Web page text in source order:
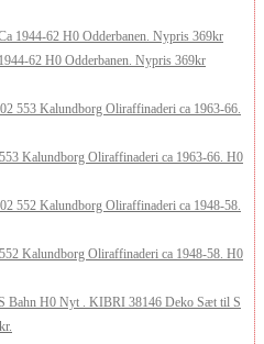
kr..200,00 kr..
62 H0 Odderbanen. Nypris 369kr
Kalundborg Oliraffinaderi ca 1963-66. H0
Kalundborg Oliraffinaderi ca 1948-58. H0
KIBRI 38146 Deko Sæt til S
kr.